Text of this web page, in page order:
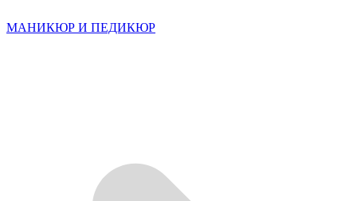
МАНИКЮР И ПЕДИКЮР